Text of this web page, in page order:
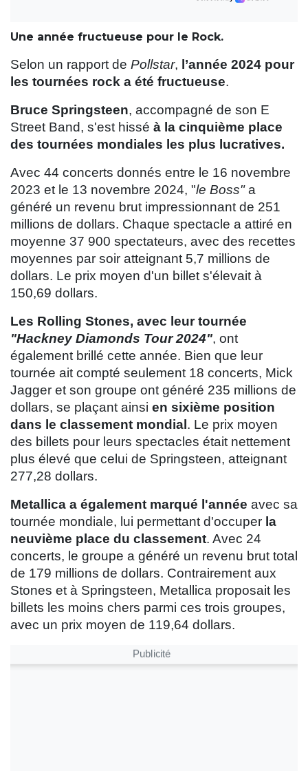
Une année fructueuse pour le Rock.
Selon un rapport de Pollstar, l’année 2024 pour
les tournées rock a été fructueuse.
Bruce Springsteen, accompagné de son E
Street Band, s'est hissé à la cinquième place
des tournées mondiales les plus lucratives.
Avec 44 concerts donnés entre le 16 novembre
2023 et le 13 novembre 2024, "le Boss"a
généré un revenu brut impressionnant de 251
millions de dollars. Chaque spectacle a attiré en
moyenne 37 900 spectateurs, avec des recettes
moyennes par soir atteignant 5,7 millions de
dollars. Le prix moyen d'un billet s'élevait à
150,69 dollars.
Les Rolling Stones, avec leur tournée
"Hackney Diamonds Tour 2024", ont
également brillé cette année. Bien que leur
tournée ait compté seulement 18 concerts, Mick
Jagger et son groupe ont généré 235 millions de
dollars, se plaçant ainsi en sixième position
dans le classement mondial . Le prix moyen
des billets pour leurs spectacles était nettement
plus élevé que celui de Springsteen, atteignant
277,28 dollars.
Metallica a également marqué l'année avec sa
tournée mondiale, lui permettant d'occuper la
neuvième place du classement. Avec 24
concerts, le groupe a généré un revenu brut total
de 179 millions de dollars. Contrairement aux
Stones et à Springsteen, Metallica proposait les
billets les moins chers parmi ces trois groupes,
avec un prix moyen de 119,64 dollars.
Publicité